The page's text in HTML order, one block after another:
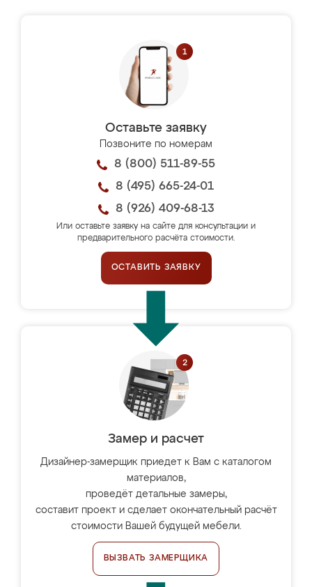
Оставьте заявку
Позвоните по номерам
8 (800) 511-89-55
8 (495) 665-24-01
8 (926) 409-68-13
Или оставьте заявку на сайте для консультации и
предварительного расчёта стоимости.
ОСТАВИТЬ ЗАЯВКУ
Замер и расчет
Дизайнер-замерщик приедет к Вам с каталогом
материалов,
проведёт детальные замеры,
составит проект и сделает окончательный расчёт
стоимости Вашей будущей мебели.
ВЫЗВАТЬ ЗАМЕРЩИКА